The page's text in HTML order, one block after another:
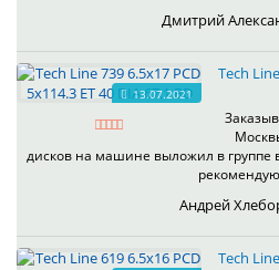
Дмитрий
13.07.2021
Tech
дисков на машине выложил в группе
Андрей
Tech